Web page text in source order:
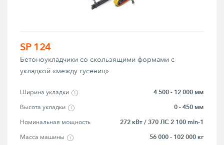
SP 124
Бетоноукладчики со скользящими формами с
укладкой «между гусениц»
Ширина укладки 4 500 - 12 000 мм
Высота укладки 0 - 450 мм
Номинальная мощность 272 кВт / 370 ЛС 2 100 min-1
Macca мaшины 56 000 - 102 000 кг